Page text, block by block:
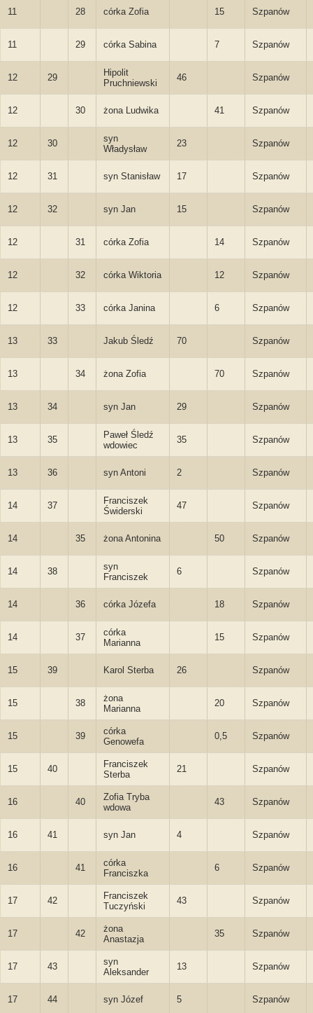
11 28 córka Zofia 15 Szpanów
11 29 córka Sabina 7 Szpanów
12 29
Hipolit
Pruchniewski
46 Szpanów
12 30 żona Ludwika 41 Szpanów
12 30
syn
Władysław
23 Szpanów
12 31 syn Stanisław 17 Szpanów
12 32 syn Jan 15 Szpanów
12 31 córka Zofia 14 Szpanów
12 32 córka Wiktoria 12 Szpanów
12 33 córka Janina 6 Szpanów
13 33 Jakub Śledź 70 Szpanów
13 34 żona Zofia 70 Szpanów
13 34 syn Jan 29 Szpanów
13 35
Paweł Śledź
wdowiec
35 Szpanów
13 36 syn Antoni 2 Szpanów
14 37
Franciszek
Świderski
47 Szpanów
14 35 żona Antonina 50 Szpanów
14 38
syn
Franciszek
6 Szpanów
14 36 córka Józefa 18 Szpanów
14 37
córka
Marianna
15 Szpanów
15 39 Karol Sterba 26 Szpanów
15 38
żona
Marianna
20 Szpanów
15 39
córka
Genowefa
0,5 Szpanów
15 40
Franciszek
Sterba
21 Szpanów
16 40
Zofia Tryba
wdowa
43 Szpanów
16 41 syn Jan 4 Szpanów
16 41
córka
Franciszka
6 Szpanów
17 42
Franciszek
Tuczyński
43 Szpanów
17 42
żona
Anastazja
35 Szpanów
17 43
syn
Aleksander
13 Szpanów
17 44 syn Józef 5 Szpanów